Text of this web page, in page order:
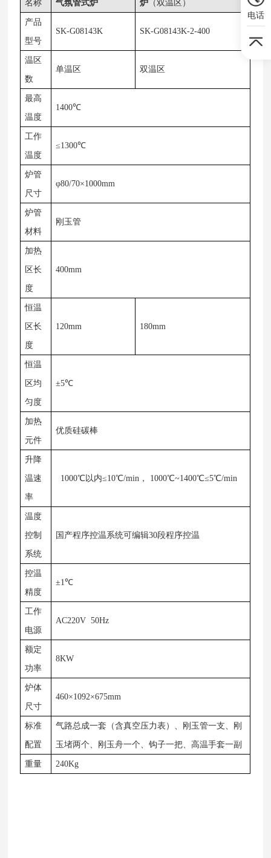
名称 气氛管式炉 炉 （双温区）
产品
型号
SK-G08143K SK-G08143K-2-400
温区
数
单温区 双温区
最高
温度
1400℃
工作
温度
≤1300℃
炉管
尺寸
φ80/70×1000mm
炉管
材料
刚玉管
加热
区长
度
400mm
恒温
区长
度
120mm 180mm
恒温
区均
匀度
±5℃
加热
元件
优质硅碳棒
升降
温速
率
1000℃以内≤10℃/min， 1000℃~1400℃≤5℃/min
温度
控制
系统
国产程序控温系统可编辑30段程序控温
控温
精度
±1℃
工作
电源
AC220V 50Hz
额定
功率
8KW
炉体
尺寸
460×1092×675mm
标准
配置
气路总成一套（含真空压力表）、刚玉管一支、刚
玉堵两个、刚玉舟一个、钩子一把、高温手套一副
重量 240Kg
电话